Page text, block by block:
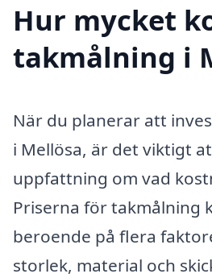
Hur mycket
takmålning i
När du planerar att
i Mellösa, är det viktigt
uppfattning om vad
Priserna för takmålning
beroende på flera
storlek, material och